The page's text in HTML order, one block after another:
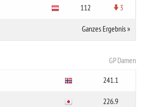
112 3
Ganzes Ergebnis»
GP Damen
241.1
226.9